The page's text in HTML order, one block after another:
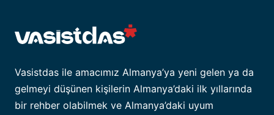
Vasistdas ile amacımız Almanya’ya yeni gelen ya da
gelmeyi düşünen kişilerin Almanya’daki ilk yıllarında
bir rehber olabilmek ve Almanya’daki uyum